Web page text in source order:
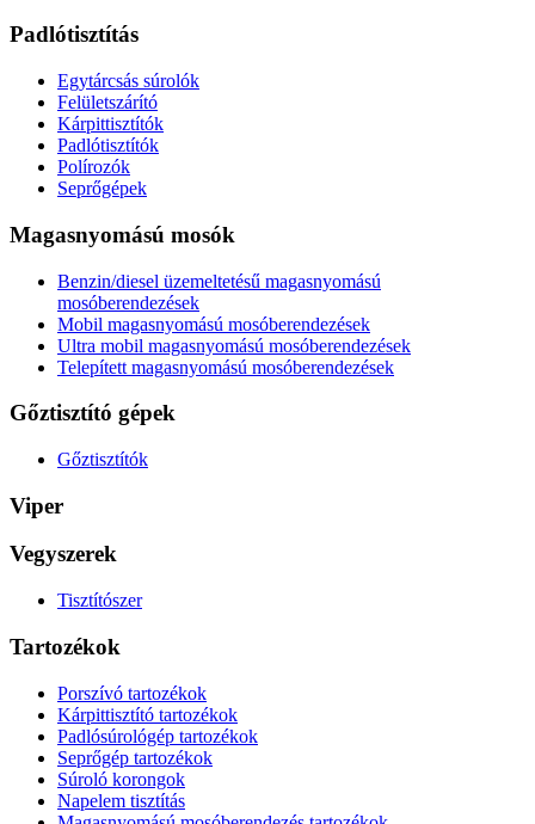
Padlótisztítás
Egytárcsás súrolók
Felületszárító
Kárpittisztítók
Padlótisztítók
Polírozók
Seprőgépek
Magasnyomású mosók
Benzin/diesel üzemeltetésű magasnyomású
mosóberendezések
Mobil magasnyomású mosóberendezések
Ultra mobil magasnyomású mosóberendezések
Telepített magasnyomású mosóberendezések
Gőztisztító gépek
Gőztisztítók
Viper
Vegyszerek
Tisztítószer
Tartozékok
Porszívó tartozékok
Kárpittisztító tartozékok
Padlósúrológép tartozékok
Seprőgép tartozékok
Súroló korongok
Napelem tisztítás